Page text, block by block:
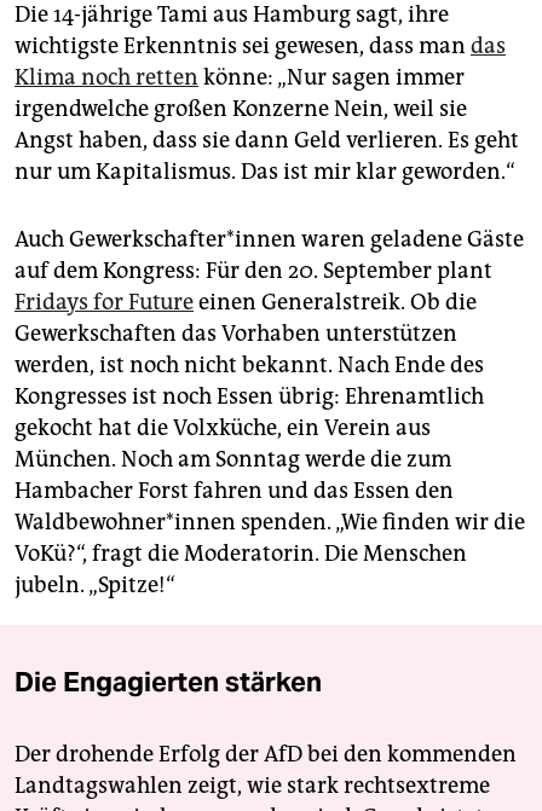
Die 14-jährige Tami aus Hamburg sagt, ihre
wichtigste Erkenntnis sei gewesen, dass man das
Klima noch retten könne: „Nur sagen immer
irgendwelche großen Konzerne Nein, weil sie
Angst haben, dass sie dann Geld verlieren. Es geht
nur um Kapitalismus. Das ist mir klar geworden.“
Auch Gewerkschafter*innen waren geladene Gäste
auf dem Kongress: Für den 20. September plant
Fridays for Futureeinen Generalstreik. Ob die
Gewerkschaften das Vorhaben unterstützen
werden, ist noch nicht bekannt. Nach Ende des
Kongresses ist noch Essen übrig: Ehrenamtlich
gekocht hat die Volxküche, ein Verein aus
München. Noch am Sonntag werde die zum
Hambacher Forst fahren und das Essen den
Waldbewohner*innen spenden. „Wie finden wir die
VoKü?“, fragt die Moderatorin. Die Menschen
jubeln. „Spitze!“
Die Engagierten stärken
Der drohende Erfolg der AfD bei den kommenden
Landtagswahlen zeigt, wie stark rechtsextreme